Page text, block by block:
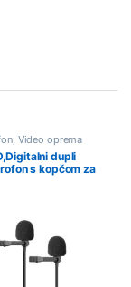
Video oprema
dupli
s kopčom za